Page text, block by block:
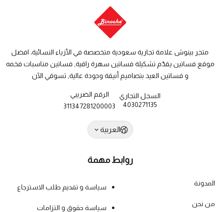
متجر بينوش علامة تجارية سعودية متخصصة في الأزياء النسائية، افضل
موقع فساتين يقدّم تشكيلة فساتين سهرة راقية, فساتين مناسبات فخمه
و فساتين العيد بتصاميم أنيقة وجودة عالية, تسوقي الآن
السجل التجاري
4030271135
الرقم الضريبي
311347281200003
العربية
روابط مهمة
المدونة
من نحن
سياسة و تقديم طلب الاسترجاع
سياسة حقوق و التزامات